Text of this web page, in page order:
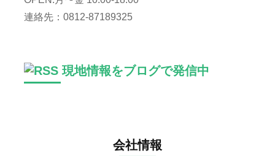
連絡先：0812-87189325
現地情報をブログで発信中
会社情報